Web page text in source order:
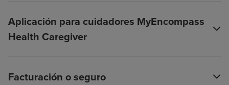
Aplicación para cuidadores MyEncompass
Health Caregiver
Facturación o seguro